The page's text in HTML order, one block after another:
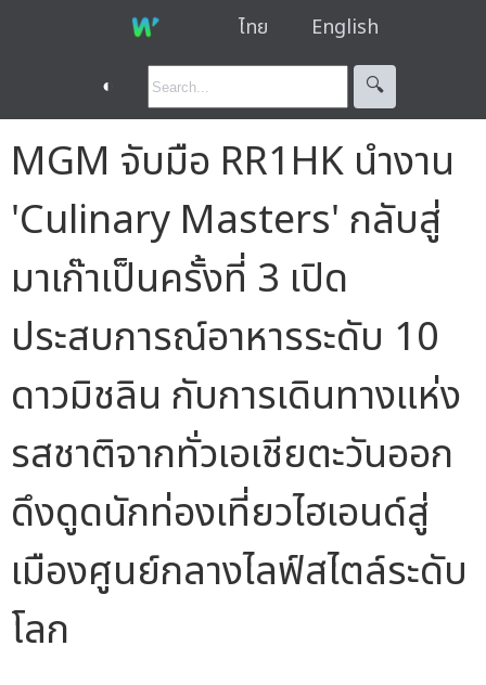
ไทย English
◐ 🔍︎
MGM จับมือ RR1HK นำงาน
'Culinary Masters' กลับสู่
มาเก๊าเป็นครั้งที่ 3 เปิด
ประสบการณ์อาหารระดับ 10
ดาวมิชลิน กับการเดินทางแห่ง
รสชาติจากทั่วเอเชียตะวันออก
ดึงดูดนักท่องเที่ยวไฮเอนด์สู่
เมืองศูนย์กลางไลฟ์สไตล์ระดับ
โลก